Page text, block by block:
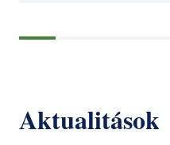
Aktualitások